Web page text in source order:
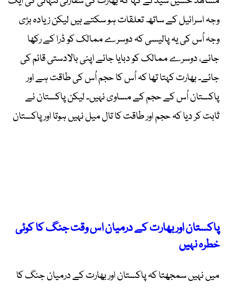
وجہ اسرائیل کے ساتھ تعلقات ہو سکتے ہیں لیکن زیادہ بڑی
وجہ اُس کی یہ پالیسی کہ دوسرے ممالک کو ڈرا کے رکھا
جائے، دوسرے ممالک کو دبایا جائے اپنی بالادستی قائم کی
جائے۔ بھارت کہتا تھا کہ اُس کا حجم اُس کی طاقت ہے اور
پاکستان اُس کے حجم کے مساوی نہیں۔ لیکن پاکستان نے
ثابت کر دیا کہ حجم اور طاقت کا تال میل نہیں ہوتا اور پاکستان
پاکستان اور بھارت کے درمیان اس وقت جنگ کا کوئی
خطرہ نہیں
میں نہیں سمجھتا کہ پاکستان اور بھارت کے درمیان جنگ کا